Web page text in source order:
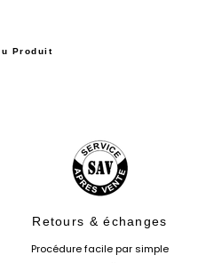
Produit
Retours & échanges
Procédure facile par simple